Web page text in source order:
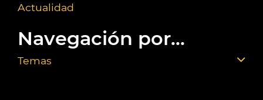
Actualidad
Navegación por...
Temas